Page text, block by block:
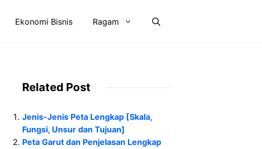
Ekonomi Bisnis Ragam
Related Post
Jenis-Jenis Peta Lengkap [Skala,
Fungsi, Unsur dan Tujuan]
Peta Garut dan Penjelasan Lengkap